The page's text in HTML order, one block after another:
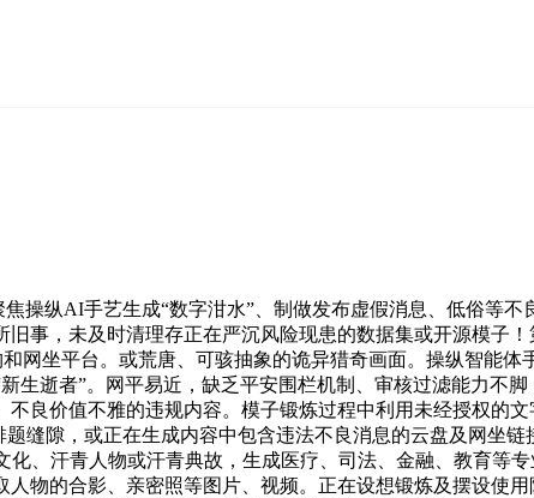
纵AI手艺生成“数字泔水”、制做发布虚假消息、低俗等不
事，未及时清理存正在严沉风险现患的数据集或开源模子
网坐平台。或荒唐、可骇抽象的诡异猎奇画面。操纵智能
逝者”。网平易近，缺乏平安围栏机制、审核过滤能力不
良价值不雅的违规内容。模子锻炼过程中利用未经授权的
缝隙，或正在生成内容中包含违法不良消息的云盘及网坐
、汗青人物或汗青典故，生成医疗、司法、金融、教育等
物的合影、亲密照等图片、视频。正在设想锻炼及摆设使